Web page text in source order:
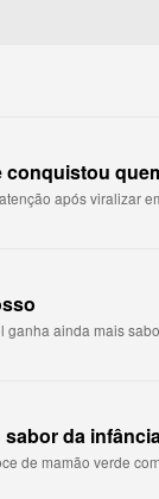
conquistou
após viralizar
ainda mais
sabor da
de mamão verde